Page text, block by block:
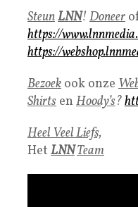
SteunLNN!Doneer
https://
https://
Bezoek ook onze
Shirts en Hoody’s?
Heel Veel Liefs,
Het LNNTeam